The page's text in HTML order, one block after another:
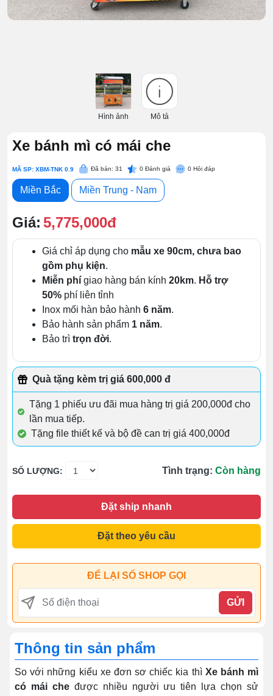
Hình ảnh Mô tả
Xe bánh mì có mái che
MÃ SP: XBM-TNK 0.9 Đã bán: 31 0 Đánh giá 0 Hỏi đáp
Miền Bắc Miền Trung - Nam
Giá: 5,775,000đ
Giá chỉ áp dụng cho mẫu xe 90cm, chưa bao
gồm phụ kiện.
Miễn phí giao hàng bán kính 20km. Hỗ trợ
50% phí liên tỉnh
Inox mối hàn bảo hành 6 năm.
Bảo hành sản phẩm 1 năm.
Bảo trì trọn đời.
Quà tặng kèm trị giá 600,000 đ
Tặng 1 phiếu ưu đãi mua hàng trị giá 200,000đ cho
lần mua tiếp.
Tặng file thiết kế và bộ đề can trị giá 400,000đ
SỐ LƯỢNG: Tình trạng: Còn hàng
Đặt ship nhanh
Đặt theo yêu cầu
ĐỂ LẠI SỐ SHOP GỌI
GỬI
Thông tin sản phẩm
So với những kiểu xe đơn sơ chiếc kia thì Xe bánh mì
có mái cheđược nhiều người ưu tiên lựa chọn sử